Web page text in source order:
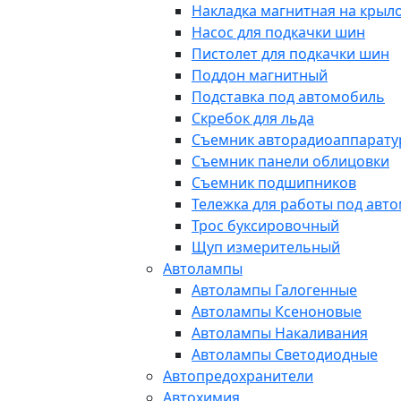
Накладка магнитная на
Насос для подкачки шин
Пистолет для подкачки шин
Поддон магнитный
Подставка под автомобиль
Скребок для льда
Съемник
Съемник панели облицовки
Съемник подшипников
Тележка для работы под
Трос буксировочный
Щуп измерительный
Автолампы
Автолампы Галогенные
Автолампы Ксеноновые
Автолампы Накаливания
Автолампы Светодиодные
Автопредохранители